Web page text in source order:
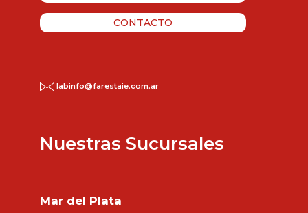
CONTACTO
labinfo@farestaie.com.ar
Nuestras Sucursales
Mar del Plata